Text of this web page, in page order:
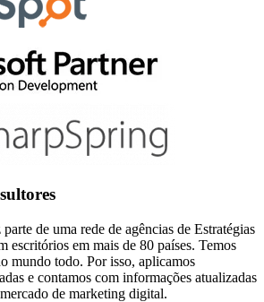
de uma rede de agências de Estratégias
escritórios em mais de 80 países. Temos
mundo todo. Por isso, aplicamos
e contamos com informações atualizadas
de marketing digital.